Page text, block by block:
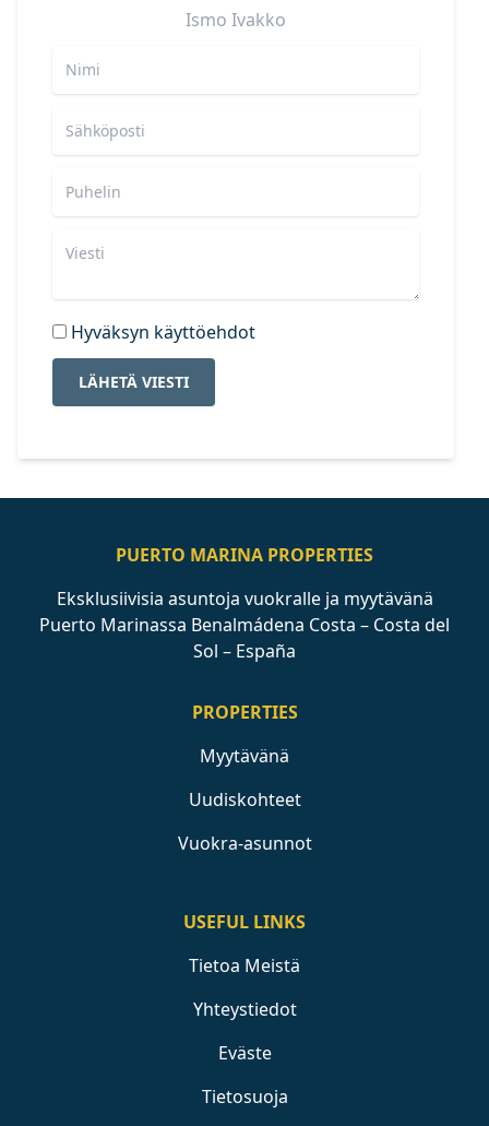
Ismo Ivakko
Hyväksyn käyttöehdot
LÄHETÄ VIESTI
PUERTO MARINA PROPERTIES
Eksklusiivisia asuntoja vuokralle ja myytävänä
Puerto Marinassa Benalmádena Costa – Costa del
Sol – España
PROPERTIES
Myytävänä
Uudiskohteet
Vuokra-asunnot
USEFUL LINKS
Tietoa Meistä
Yhteystiedot
Eväste
Tietosuoja